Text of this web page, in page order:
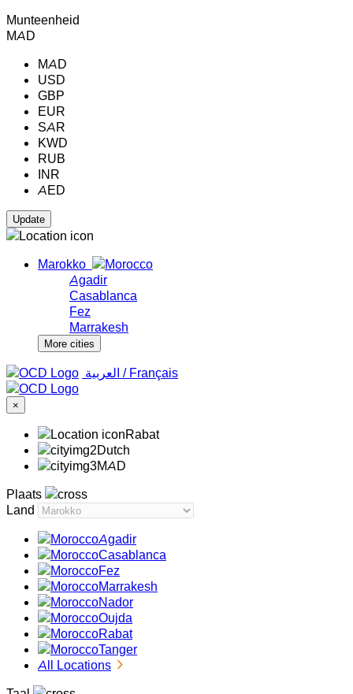
Munteenheid
MAD
MAD
USD
GBP
EUR
SAR
KWD
RUB
INR
AED
Marokko
Agadir
Casablanca
Fez
Marrakesh
More cities
‏العربية ‏ / Français
×
Rabat
Dutch
MAD
Plaats
Land
Agadir
Casablanca
Fez
Marrakesh
Nador
Oujda
Rabat
Tanger
All Locations